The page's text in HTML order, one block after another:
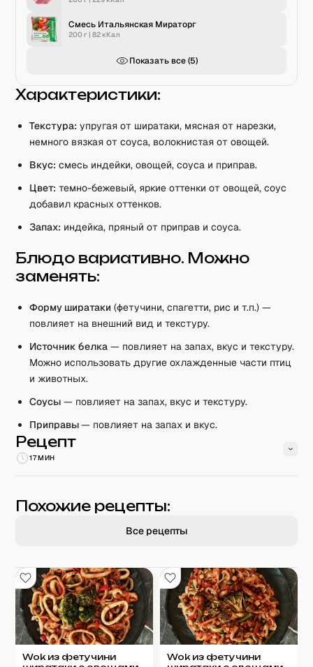
Характеристики:
Текстура: упругая от ширатаки, мясная от нарезки,
немного вязкая от соуса, волокнистая от овощей.
Вкус: смесь индейки, овощей, соуса и приправ.
Цвет: темно-бежевый, яркие оттенки от овощей, соус
добавил красных оттенков.
Запах: индейка, пряный от приправ и соуса.
Блюдо вариативно. Можно
заменять:
Форму ширатаки (фетучини, спагетти, рис и т.п.) —
повлияет на внешний вид и текстуру.
Источник белка — повлияет на запах, вкус и текстуру.
Можно использовать другие охлажденные части птиц
и животных.
Соусы — повлияет на запах, вкус и текстуру.
Приправы— повлияет на запах и вкус.
Рецепт
17 МИН
Смесь Итальянская Мираторг
200 г |82кКал
Показать все (5)
Похожие рецепты:
Все рецепты
Wok из фетучини
Wok из фетучини